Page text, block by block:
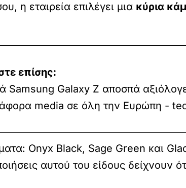
η εταιρεία επιλέγει μια κύρια
επίσης:
Samsung Galaxy Z αποσπά
media σε όλη την Ευρώπη -
Onyx Black, Sage Green και
αυτού του είδους δείχνουν